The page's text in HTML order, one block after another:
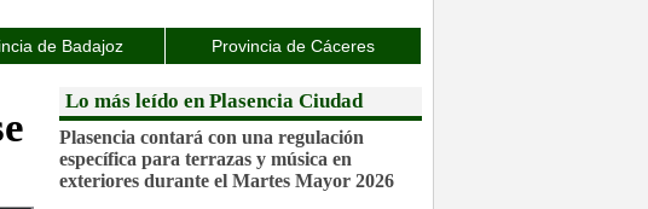
de Badajoz Provincia de Cáceres
Lo más leído en Plasencia Ciudad
Plasencia contará con una regulación
específica para terrazas y música en
exteriores durante el Martes Mayor 2026